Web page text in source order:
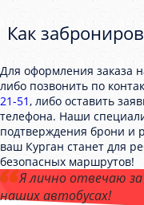
Как
Для оформления заказа
либо позвонить по
21-51, либо оставить
телефона. Наши
подтверждения брони и
ваш Курган станет для
безопасных маршрутов!
Я лично отвечаю
наших автобусах!